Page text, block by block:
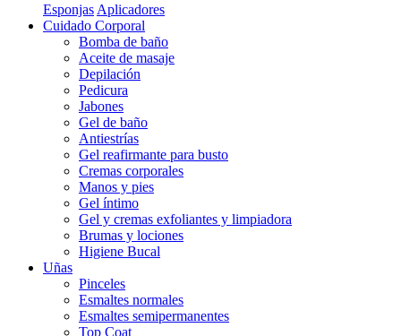
Esponjas Aplicadores
Cuidado Corporal
Bomba de baño
Aceite de masaje
Depilación
Pedicura
Jabones
Gel de baño
Antiestrías
Gel reafirmante para busto
Cremas corporales
Manos y pies
Gel íntimo
Gel y cremas exfoliantes y limpiadora
Brumas y lociones
Higiene Bucal
Uñas
Pinceles
Esmaltes normales
Esmaltes semipermanentes
Top Coat